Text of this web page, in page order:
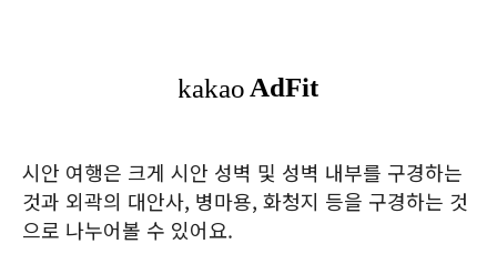
시안 여행은 크게 시안 성벽 및 성벽 내부를 구경하는
것과 외곽의 대안사, 병마용, 화청지 등을 구경하는 것
으로 나누어볼 수 있어요.